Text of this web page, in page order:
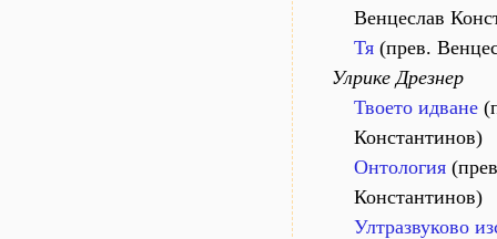
Венцеслав
Тя (прев.
Улрике Дрезнер
Твоето идване
Константинов)
Онтология
Константинов)
Ултразвуково